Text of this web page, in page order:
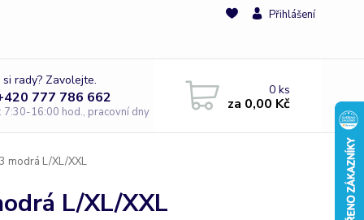
Přihlášení
rady? Zavolejte.
777 786 662
7:30-16:00 hod., pracovní dny
0ks
za 0,00 Kč
modrá L/XL/XXL
L/XL/XXL